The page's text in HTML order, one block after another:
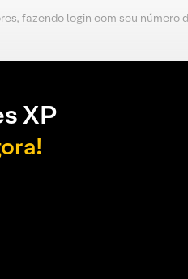
fazendo login com seu número
XP